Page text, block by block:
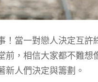
！當一對戀人決定互許
前，相信大家都不難想
新人們決定與籌劃。